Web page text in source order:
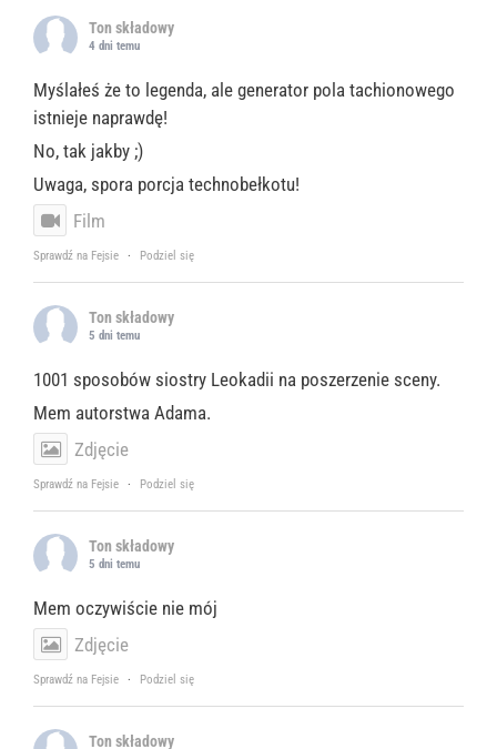
Ton składowy
4 dni temu
Myślałeś że to legenda, ale generator pola tachionowego
istnieje naprawdę!
No, tak jakby ;)
Uwaga, spora porcja technobełkotu!
Film
Sprawdź na Fejsie · Podziel się
Ton składowy
5 dni temu
1001 sposobów siostry Leokadii na poszerzenie sceny.
Mem autorstwa Adama.
Zdjęcie
Sprawdź na Fejsie · Podziel się
Ton składowy
5 dni temu
Mem oczywiście nie mój
Zdjęcie
Sprawdź na Fejsie · Podziel się
Ton składowy